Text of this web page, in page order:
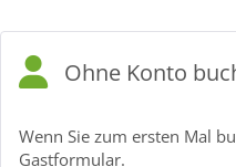
Ohne Konto
Wenn Sie zum ersten Mal
Gastformular.